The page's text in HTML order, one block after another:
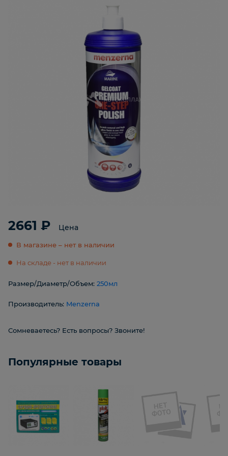
2661 ₽ Цена
В магазине – нет в наличии
На складе - нет в наличии
Размер/Диаметр/Объем: 250мл
Производитель: Menzerna
Сомневаетесь? Есть вопросы? Звоните!
Популярные товары